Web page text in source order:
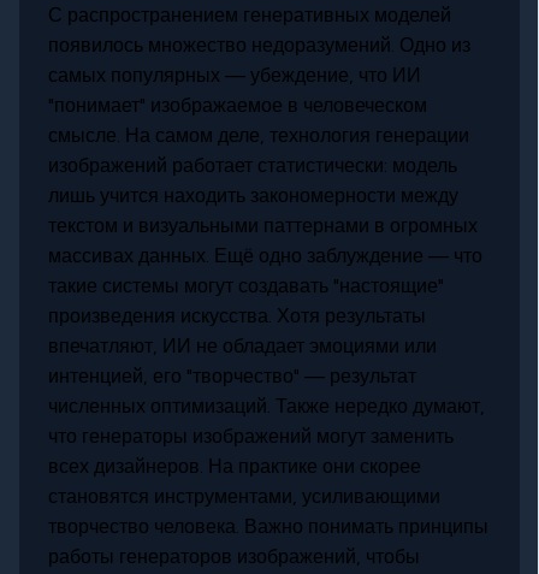
С распространением генеративных моделей
появилось множество недоразумений. Одно из
самых популярных — убеждение, что ИИ
"понимает" изображаемое в человеческом
смысле. На самом деле, технология генерации
изображений работает статистически: модель
лишь учится находить закономерности между
текстом и визуальными паттернами в огромных
массивах данных. Ещё одно заблуждение — что
такие системы могут создавать "настоящие"
произведения искусства. Хотя результаты
впечатляют, ИИ не обладает эмоциями или
интенцией, его "творчество" — результат
численных оптимизаций. Также нередко думают,
что генераторы изображений могут заменить
всех дизайнеров. На практике они скорее
становятся инструментами, усиливающими
творчество человека. Важно понимать принципы
работы генераторов изображений, чтобы